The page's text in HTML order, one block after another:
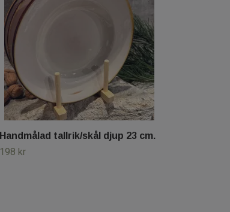
Handmålad tallrik/skål djup 23 cm.
198 kr